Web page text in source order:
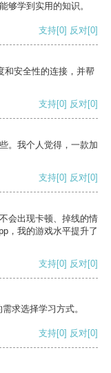
够学到实用的知识。
支持[0] 反对[0]
和安全性的连接，并帮
支持[0] 反对[0]
。我个人觉得，一款加
支持[0] 反对[0]
会出现卡顿、掉线的情
，我的游戏水平提升了
支持[0] 反对[0]
求选择学习方式。
支持[0] 反对[0]